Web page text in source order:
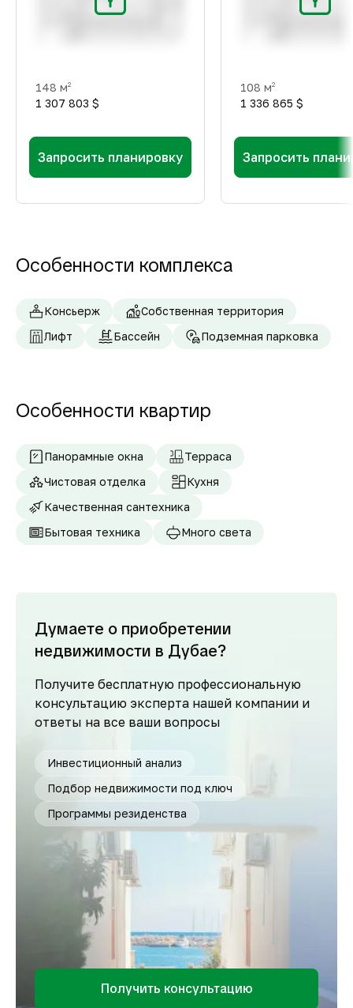
148 м2
1 307 803 $
Запросить планировку
108 м2
1 336 865 $
Запросить
Особенности комплекса
Консьерж
Собственная территория
Лифт
Бассейн Подземная парковка
Особенности квартир
Панорамные окна
Терраса
Чистовая отделка
Кухня
Качественная сантехника
Бытовая техника
Много света
Думаете о приобретении
недвижимости в Дубае?
Получите бесплатную профессиональную
консультацию эксперта нашей компании и
ответы на все ваши вопросы
Инвестиционный анализ
Подбор недвижимости под ключ
Программы резиденства
Получить консультацию